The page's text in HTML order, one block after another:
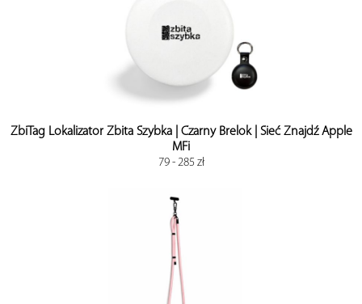
ZbiTag Lokalizator Zbita Szybka | Czarny Brelok | Sieć Znajdź Apple
MFi
79 - 285 zł